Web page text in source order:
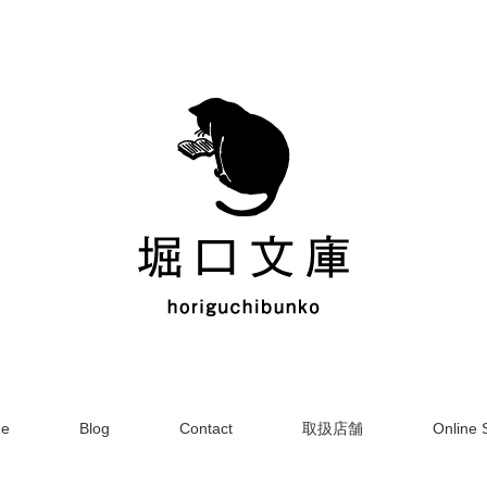
Blog Contact 取扱店舗 Online